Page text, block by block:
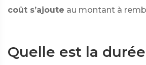
coût s’ajoute au montant à
Quelle est la